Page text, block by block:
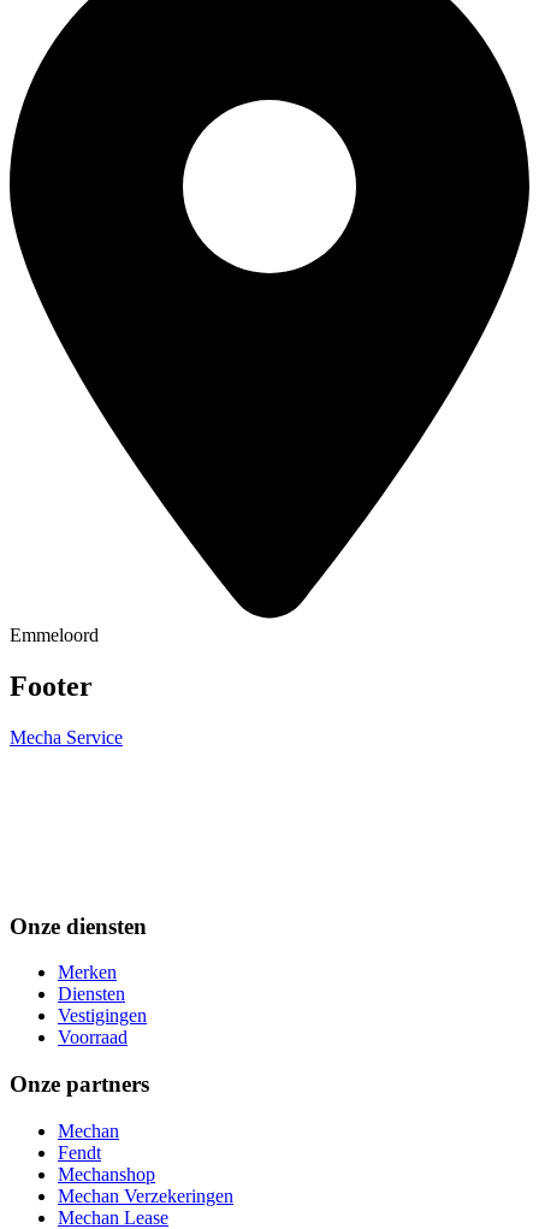
Emmeloord
Footer
Mecha Service
Onze diensten
Merken
Diensten
Vestigingen
Voorraad
Onze partners
Mechan
Fendt
Mechanshop
Mechan Verzekeringen
Mechan Lease